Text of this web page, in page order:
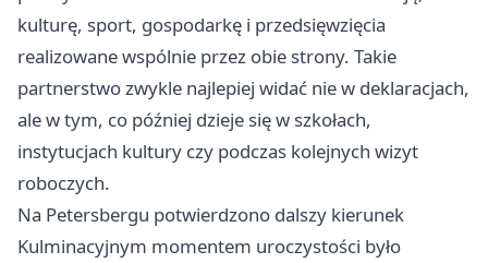
kulturę, sport, gospodarkę i przedsięwzięcia
realizowane wspólnie przez obie strony. Takie
partnerstwo zwykle najlepiej widać nie w deklaracjach,
ale w tym, co później dzieje się w szkołach,
instytucjach kultury czy podczas kolejnych wizyt
roboczych.
Na Petersbergu potwierdzono dalszy kierunek
Kulminacyjnym momentem uroczystości było